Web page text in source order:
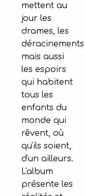
mettent au
jour les
drames, les
déracinements
mais aussi
les espoirs
qui habitent
tous les
enfants du
monde qui
rêvent, où
qu'ils soient,
d'un ailleurs.
L'album
présente les